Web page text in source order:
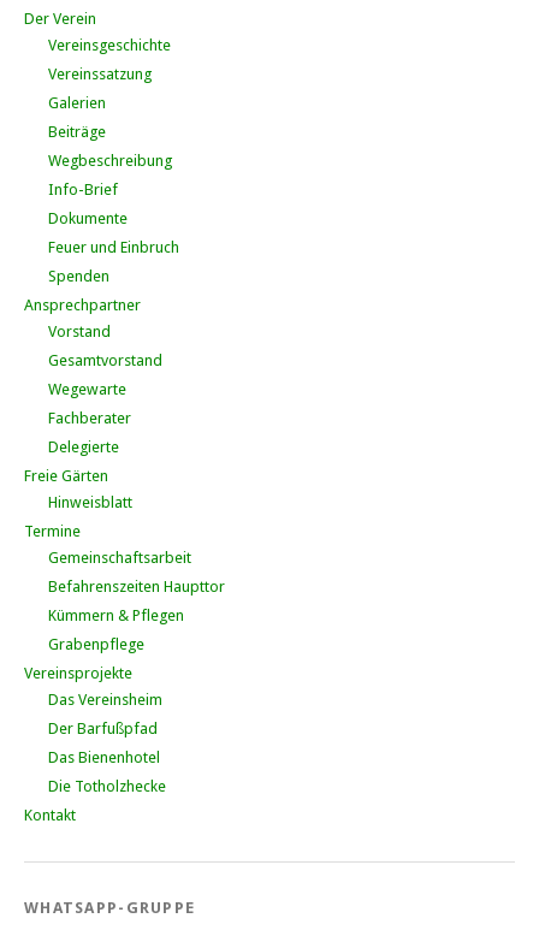
Der Verein
Vereinsgeschichte
Vereinssatzung
Galerien
Beiträge
Wegbeschreibung
Info-Brief
Dokumente
Feuer und Einbruch
Spenden
Ansprechpartner
Vorstand
Gesamtvorstand
Wegewarte
Fachberater
Delegierte
Freie Gärten
Hinweisblatt
Termine
Gemeinschaftsarbeit
Befahrenszeiten Haupttor
Kümmern & Pflegen
Grabenpflege
Vereinsprojekte
Das Vereinsheim
Der Barfußpfad
Das Bienenhotel
Die Totholzhecke
Kontakt
WHATSAPP-GRUPPE